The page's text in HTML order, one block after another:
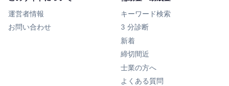
運営者情報
お問い合わせ
キーワード検索
3 分診断
新着
締切間近
士業の方へ
よくある質問